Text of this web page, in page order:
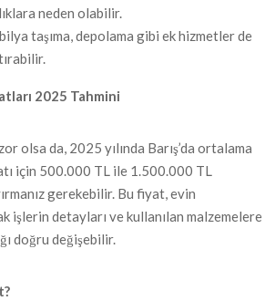
neden olabilir.
taşıma, depolama gibi ek hizmetler de
2025 Tahmini
olsa da, 2025 yılında Barış’da ortalama
için 500.000 TL ile 1.500.000 TL
gerekebilir. Bu fiyat, evin
işlerin detayları ve kullanılan malzemelere
doğru değişebilir.